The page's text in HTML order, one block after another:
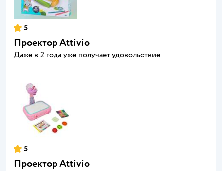
5
Проектор Attivio
Даже в 2 года уже получает удовольствие
5
Проектор Attivio